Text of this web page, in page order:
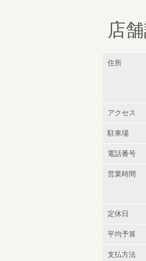
店
住所
アクセス
駐車場
電話番号
営業時間
定休日
平均予算
支払方法